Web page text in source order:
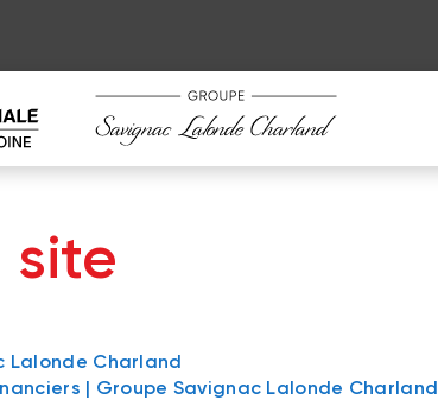
site
Lalonde Charland
| Groupe Savignac Lalonde Charland